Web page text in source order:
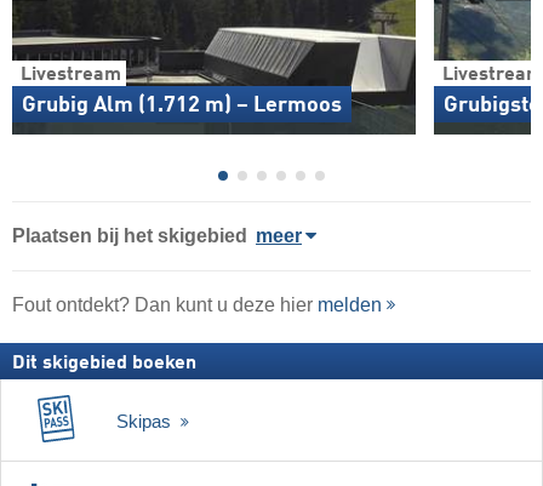
Livestream
Grubig Alm (1.712 m) – Lermoos
Plaatsen bij het skigebied meer
Fout ontdekt? Dan kunt u deze hier melden
Dit skigebied boeken
Skipas